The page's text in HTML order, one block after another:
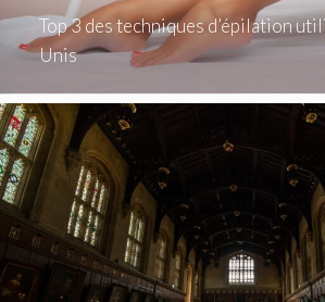
Top 3 des techniques d’épilation
Unis